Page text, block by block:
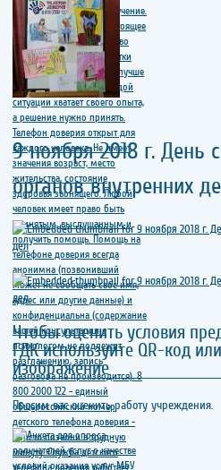
9 ноября 2018 г. День
органов внутренних
Чтобы оценить условия
ГДК используйте QR-код
изображение
Просим вас оценить работу учреждения.